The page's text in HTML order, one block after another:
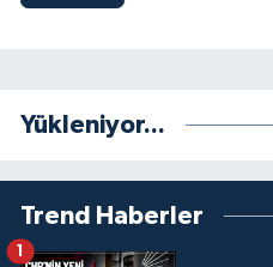
Yükleniyor...
Trend Haberler
1